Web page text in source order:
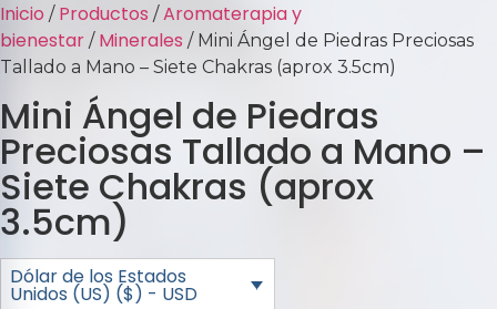
Inicio / Productos /Aromaterapia y
bienestar / Minerales / Mini Ángel de Piedras Preciosas
Tallado a Mano – Siete Chakras (aprox 3.5cm)
Mini Ángel de Piedras
Preciosas Tallado a Mano –
Siete Chakras (aprox
3.5cm)
Dólar de los Estados
Unidos (US) ($) - USD